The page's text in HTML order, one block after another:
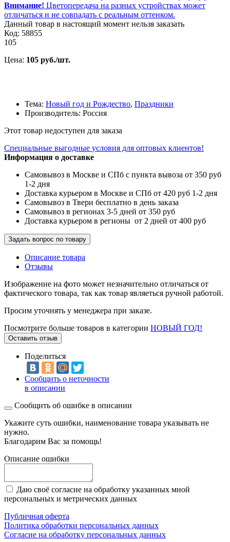
Внимание! Цветопередача на разных устройствах может
отличаться и не совпадать с реальным оттенком.
Данный товар в настоящий момент нельзя заказать
Код: 58855
105
Цена: 105 руб./шт.
Тема: Новый год и Рождество, Праздники
Производитель: Россия
Этот товар недоступен для заказа
Специальные выгодные условия для оптовых клиентов!
Информация о доставке
Самовывоз в Москве и СПб с пункта вывоза от 350 руб
1-2 дня
Доставка курьером в Москве и СПб от 420 руб 1-2 дня
Самовывоз в Твери бесплатно в день заказа
Самовывоз в регионах 3-5 дней от 350 руб
Доставка курьером в регионы от 2 дней от 400 руб
Задать вопрос по товару
Описание товара
Отзывы
Изображение на фото может незначительно отличаться от
фактического товара, так как товар являеться ручной работой.
Просим уточнять у менеджера при заказе.
Посмотрите больше товаров в категории НОВЫЙ ГОД!
Оставить отзыв
Поделиться
Сообщить о неточности
в описании
Сообщить об ошибке в описании
Укажите суть ошибки, наименование товара указывать не
нужно.
Благодарим Вас за помощь!
Описание ошибки
Даю своё согласие на обработку указанных мной
персональных и метрических данных
Публичная оферта
Политика обработки персональных данных
Согласие на обработку персональных данных